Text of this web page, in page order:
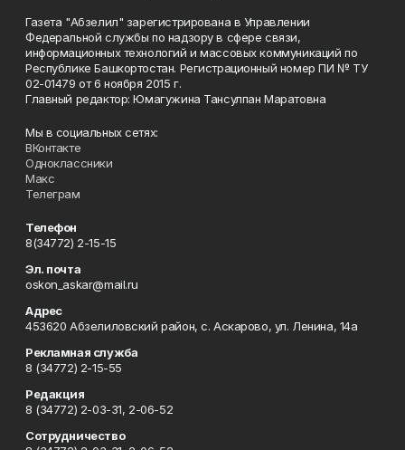
Газета "Абзелил" зарегистрирована в Управлении
Федеральной службы по надзору в сфере связи,
информационных технологий и массовых коммуникаций по
Республике Башкортостан. Регистрационный номер ПИ № ТУ
02-01479 от 6 ноября 2015 г.
Главный редактор: Юмагужина Тансулпан Маратовна
Мы в социальных сетях:
ВКонтакте
Одноклассники
Макс
Телеграм
Телефон
8(34772) 2-15-15
Эл. почта
oskon_askar@mail.ru
Адрес
453620 Абзелиловский район, с. Аскарово, ул. Ленина, 14а
Рекламная служба
8 (34772) 2-15-55
Редакция
8 (34772) 2-03-31, 2-06-52
Сотрудничество